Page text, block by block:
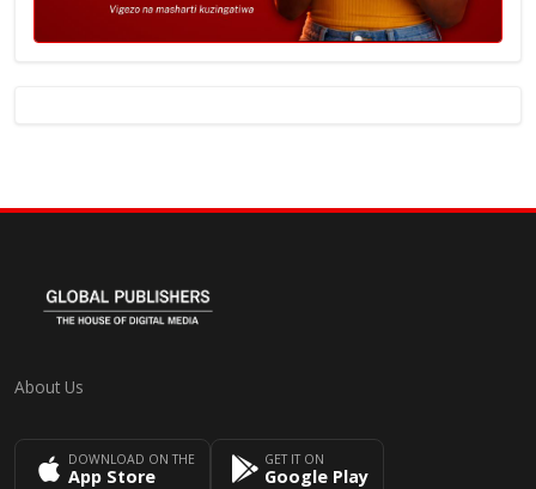
About Us
DOWNLOAD ON THE
App Store
GET IT ON
Google Play